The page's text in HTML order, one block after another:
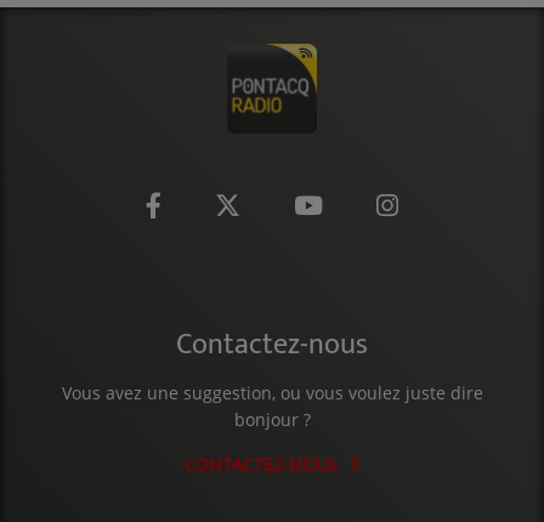
Contactez-nous
Vous avez une suggestion, ou vous voulez juste dire
bonjour ?
CONTACTEZ-NOUS